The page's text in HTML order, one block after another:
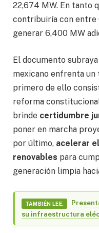
22,674 MW. En tanto
contribuiría con entre
generar 6,400 MW
El documento
mexicano enfrenta
primero de ello
reforma
brinde certidumbre
poner en marcha
por último, acelerar
renovables para
generación limpia
TAMBIÉN LEE.
su infraestructura